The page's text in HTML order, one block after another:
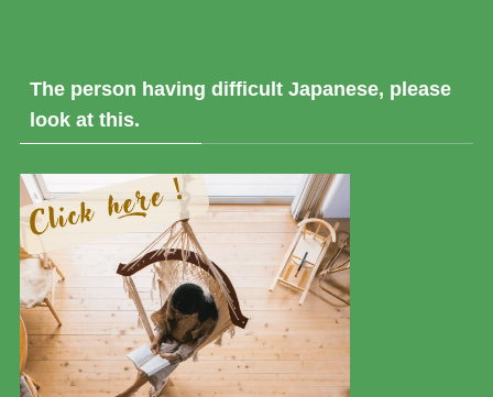
The person having difficult Japanese, please
look at this.